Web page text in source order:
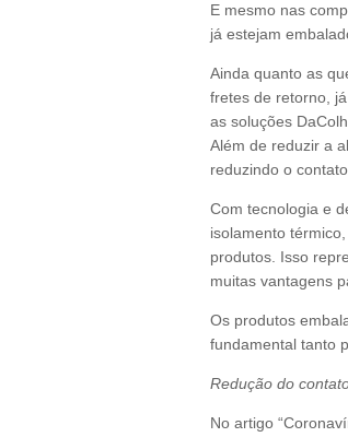
E mesmo nas
já estejam
Ainda quanto as
fretes de retorno,
as soluções
Além de reduzir a
reduzindo o
Com tecnologia e
isolamento
produtos. Isso
muitas vantagens
Os produtos
fundamental tanto
Redução do
No artigo